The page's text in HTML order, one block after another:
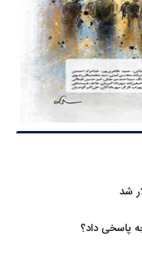
پاسخی داد؟